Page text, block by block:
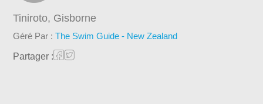
Tiniroto, Gisborne
Géré Par :The Swim Guide - New Zealand
Partager :